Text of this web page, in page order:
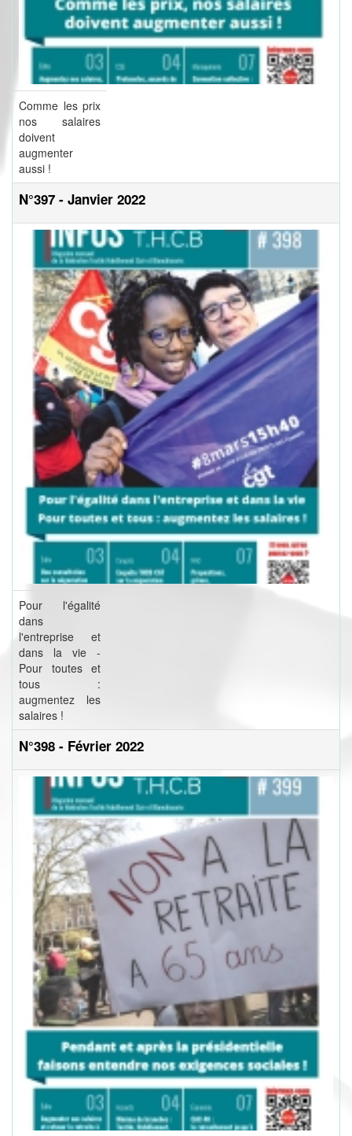
Comme les prix
nos salaires
doivent
augmenter
aussi !
N°397 - Janvier 2022
Pour l'égalité
dans
l'entreprise et
dans la vie -
Pour toutes et
tous :
augmentez les
salaires !
N°398 - Février 2022